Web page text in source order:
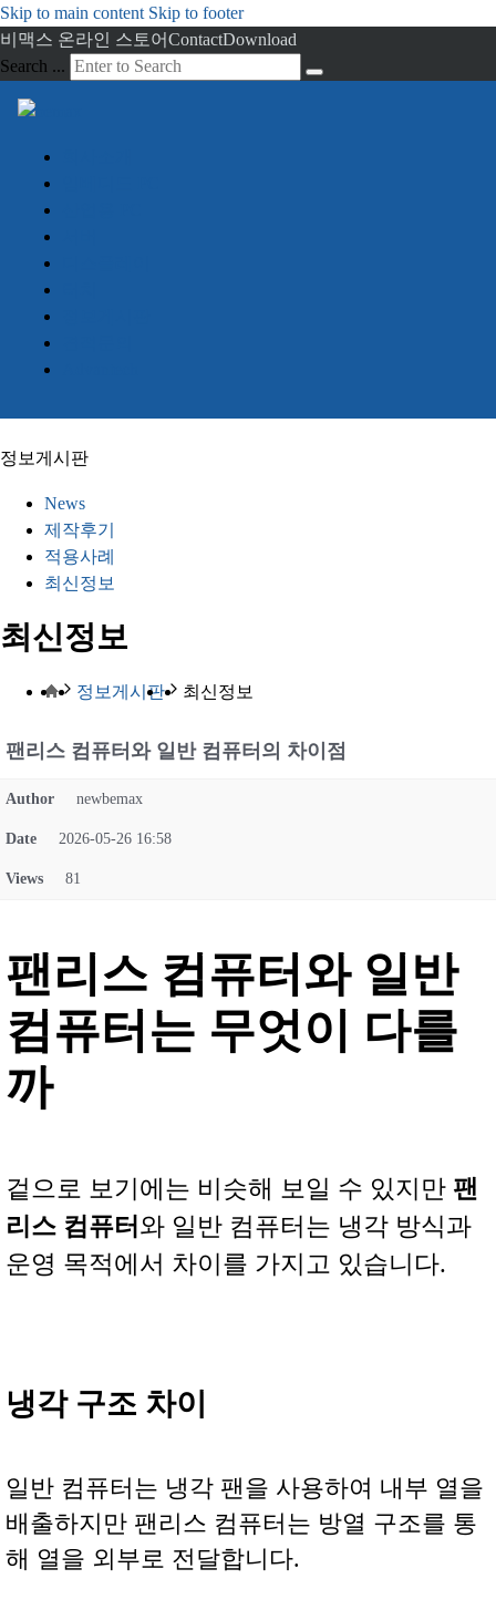
Skip to main content Skip to footer
비맥스 온라인 스토어ContactDownload
Search ...
정보게시판
News
제작후기
적용사례
최신정보
최신정보
정보게시판 최신정보
팬리스 컴퓨터와 일반 컴퓨터의 차이점
Author newbemax
Date 2026-05-26 16:58
Views 81
팬리스 컴퓨터와 일반
컴퓨터는 무엇이 다를
까
겉으로 보기에는 비슷해 보일 수 있지만 팬
리스 컴퓨터 와 일반 컴퓨터는 냉각 방식과
운영 목적에서 차이를 가지고 있습니다.
냉각 구조 차이
일반 컴퓨터는 냉각 팬을 사용하여 내부 열을
배출하지만 팬리스 컴퓨터는 방열 구조를 통
해 열을 외부로 전달합니다.